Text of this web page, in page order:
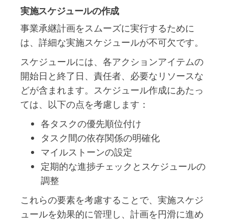
実施スケジュールの作成
事業承継計画をスムーズに実行するために
は、詳細な実施スケジュールが不可欠です。
スケジュールには、各アクションアイテムの
開始日と終了日、責任者、必要なリソースな
どが含まれます。スケジュール作成にあたっ
ては、以下の点を考慮します：
各タスクの優先順位付け
タスク間の依存関係の明確化
マイルストーンの設定
定期的な進捗チェックとスケジュールの
調整
これらの要素を考慮することで、実施スケジ
ュールを効果的に管理し、計画を円滑に進め